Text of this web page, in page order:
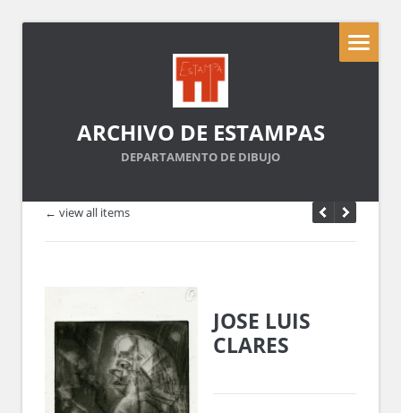
ARCHIVO DE ESTAMPAS
DEPARTAMENTO DE DIBUJO
← view all items
JOSE LUIS
CLARES